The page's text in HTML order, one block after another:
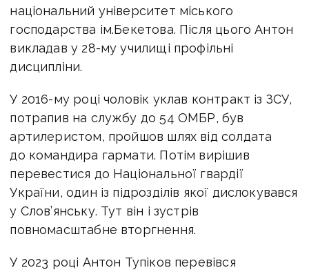
національний університет міського
господарства ім.Бекетова. Після цього Антон
викладав у 28-му училищі профільні
дисципліни.
У 2016-му році чоловік уклав контракт із ЗСУ,
потрапив на службу до 54 ОМБР, був
артилеристом, пройшов шлях від солдата
до командира гармати. Потім вирішив
перевестися до Національної гвардії
України, один із підрозділів якої дислокувався
у Слов’янську. Тут він і зустрів
повномасштабне вторгнення.
У 2023 році Антон Тупіков перевівся